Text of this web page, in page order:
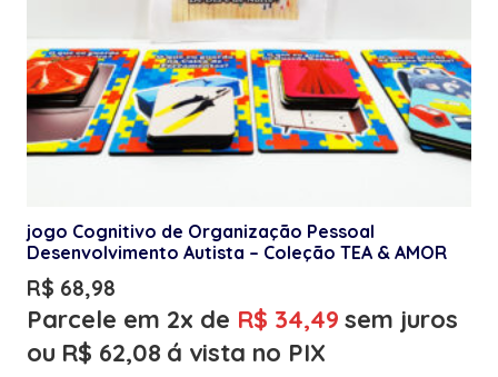
jogo Cognitivo de Organização Pessoal
Desenvolvimento Autista – Coleção TEA & AMOR
R$ 68,98
Parcele em 2x de R$ 34,49 sem juros
ou R$ 62,08 á vista no PIX